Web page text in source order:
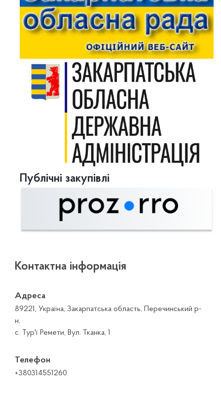
Публічні закупівлі
Контактна інформація
Адреса
89221, Україна, Закарпатська область, Перечинський р-
н,
с. Тур'ї Ремети, Вул. Тканка, 1
Телефон
+380314551260